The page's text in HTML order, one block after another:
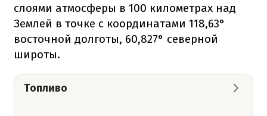
слоями атмосферы в 100 километрах над
Землей в точке с координатами 118,63°
восточной долготы, 60,827° северной
широты.
Топливо